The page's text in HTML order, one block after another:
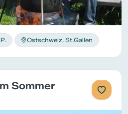
Ostschweiz, St.Gallen
Sommer